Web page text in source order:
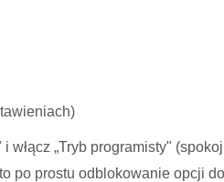
włącz „Tryb programisty"
po prostu odblokowanie opcji